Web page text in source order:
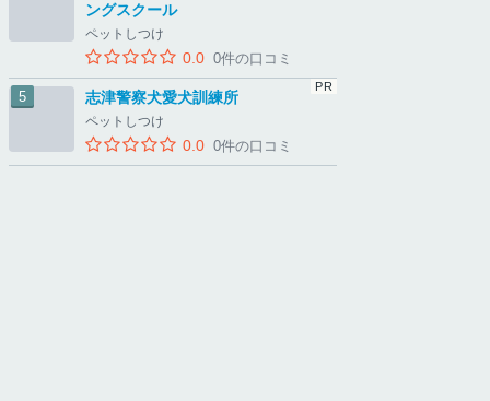
ングスクール
ペットしつけ
0.0 0件の口コミ
志津警察犬愛犬訓練所
ペットしつけ
0.0 0件の口コミ